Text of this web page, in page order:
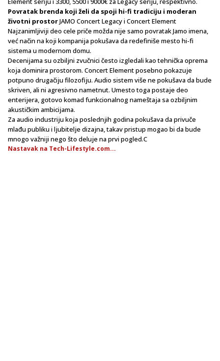
Povratak brenda koji želi da spoji hi-fi tradiciju i moderan
životni prostorJAMO Concert Legacy i Concert Element
Najzanimljiviji deo cele priče možda nije samo povratak Jamo imena,
već način na koji kompanija pokušava da redefiniše mesto hi-fi
sistema u modernom domu.
Decenijama su ozbiljni zvučnici često izgledali kao tehnička oprema
koja dominira prostorom. Concert Element posebno pokazuje
potpuno drugačiju filozofiju. Audio sistem više ne pokušava da bude
skriven, ali ni agresivno nametnut. Umesto toga postaje deo
enterijera, gotovo komad funkcionalnog nameštaja sa ozbiljnim
akustičkim ambicijama.
Za audio industriju koja poslednjih godina pokušava da privuče
mlađu publiku i ljubitelje dizajna, takav pristup mogao bi da bude
mnogo važniji nego što deluje na prvi pogled.C
Nastavak na Tech-Lifestyle.com...